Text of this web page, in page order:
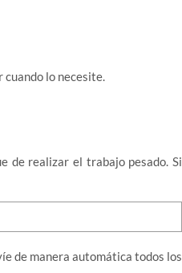
cuando lo necesite.
de realizar el trabajo pesado. Si
de manera automática todos los